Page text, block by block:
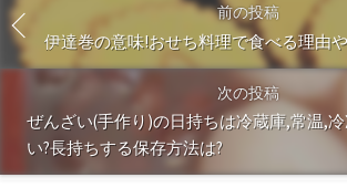
前の投稿
伊達巻の意味!おせち料理で食べる理由
次の投稿
ぜんざい(手作り)の日持ちは冷蔵庫,常温,
い?長持ちする保存方法は?